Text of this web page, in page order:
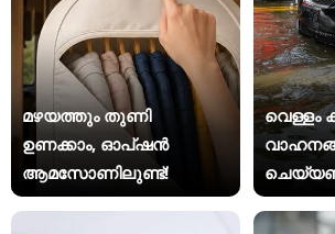
മഴയത്തും തുണി
ഉണക്കാം, ഓപ്ഷൻ
ആമസോണിലുണ്ട്!
വെള്ളം